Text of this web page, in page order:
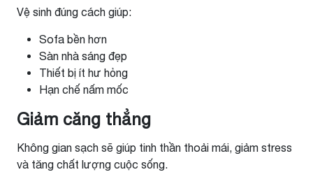
Vệ sinh đúng cách giúp:
Sofa bền hơn
Sàn nhà sáng đẹp
Thiết bị ít hư hỏng
Hạn chế nấm mốc
Giảm căng thẳng
Không gian sạch sẽ giúp tinh thần thoải mái, giảm stress
và tăng chất lượng cuộc sống.